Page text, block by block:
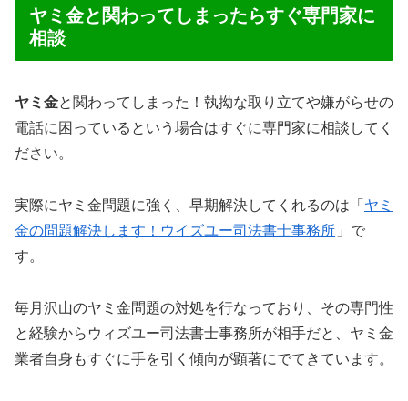
ヤミ金と関わってしまったらすぐ専門家に
相談
ヤミ金と関わってしまった！執拗な取り立てや嫌がらせの
電話に困っているという場合はすぐに専門家に相談してく
ださい。
実際にヤミ金問題に強く、早期解決してくれるのは「 ヤミ
金の問題解決します！ウイズユー司法書士事務所 」で
す。
毎月沢山のヤミ金問題の対処を行なっており、その専門性
と経験からウィズユー司法書士事務所が相手だと、ヤミ金
業者自身もすぐに手を引く傾向が顕著にでてきています。